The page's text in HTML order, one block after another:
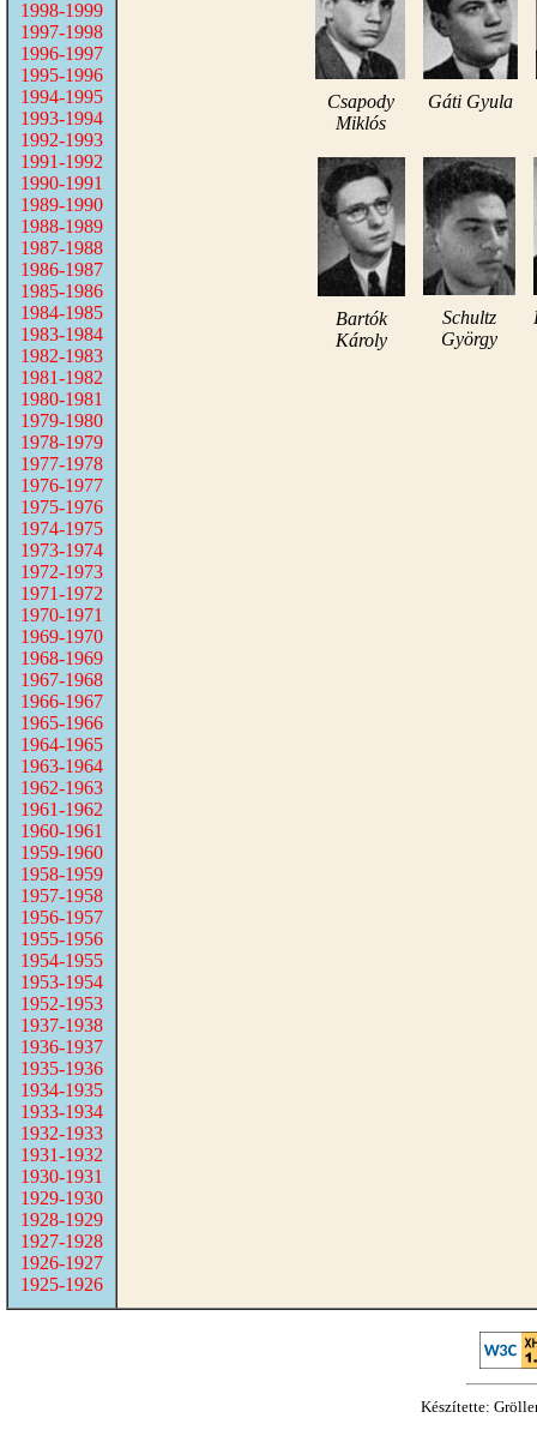
1998-1999
1997-1998
1996-1997
1995-1996
1994-1995
1993-1994
1992-1993
1991-1992
1990-1991
1989-1990
1988-1989
1987-1988
1986-1987
1985-1986
1984-1985
1983-1984
1982-1983
1981-1982
1980-1981
1979-1980
1978-1979
1977-1978
1976-1977
1975-1976
1974-1975
1973-1974
1972-1973
1971-1972
1970-1971
1969-1970
1968-1969
1967-1968
1966-1967
1965-1966
1964-1965
1963-1964
1962-1963
1961-1962
1960-1961
1959-1960
1958-1959
1957-1958
1956-1957
1955-1956
1954-1955
1953-1954
1952-1953
1937-1938
1936-1937
1935-1936
1934-1935
1933-1934
1932-1933
1931-1932
1930-1931
1929-1930
1928-1929
1927-1928
1926-1927
1925-1926
Csapody
Miklós
Gáti Gyula
Bartók
Károly
Schultz
György
Készítette: